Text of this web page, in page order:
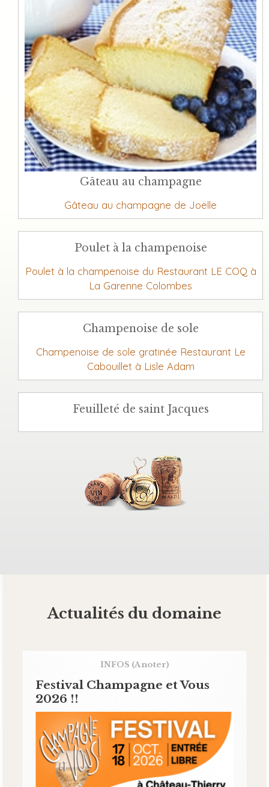
Gâteau au champagne
Gâteau au champagne de Joëlle
Poulet à la champenoise
Poulet à la champenoise du Restaurant LE COQ à
La Garenne Colombes
Champenoise de sole
Champenoise de sole gratinée Restaurant Le
Cabouillet à Lisle Adam
Feuilleté de saint Jacques
Actualités du domaine
INFOS (A noter)
Festival Champagne et Vous
2026 !!